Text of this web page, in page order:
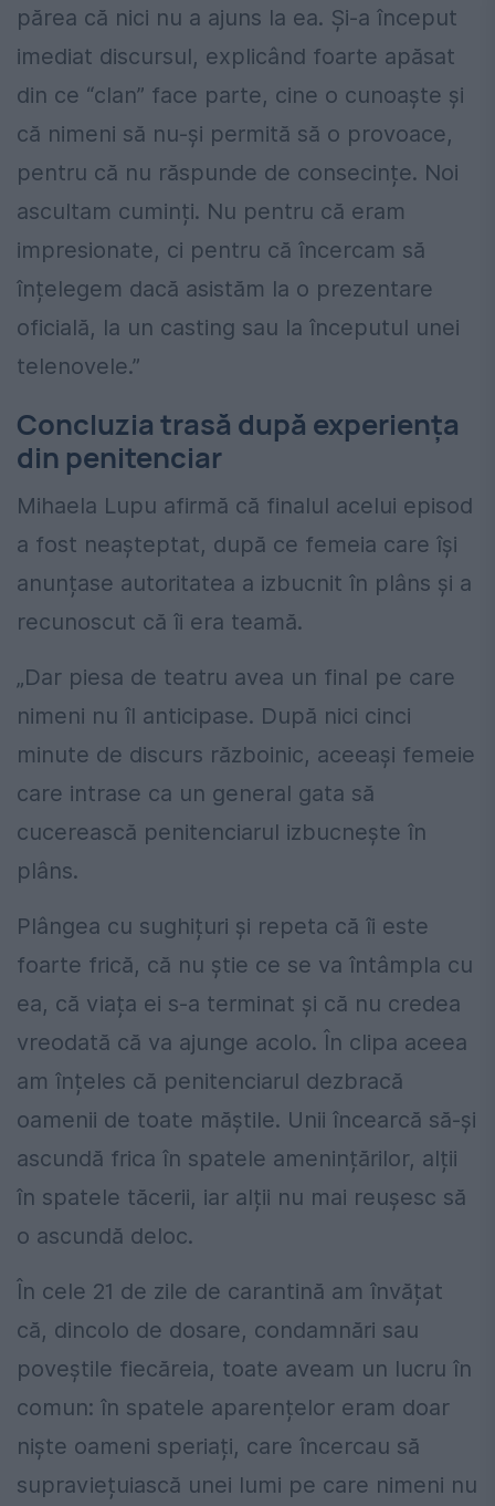
părea că nici nu a ajuns la ea. Și-a început
imediat discursul, explicând foarte apăsat
din ce “clan” face parte, cine o cunoaște și
că nimeni să nu-și permită să o provoace,
pentru că nu răspunde de consecințe. Noi
ascultam cuminți. Nu pentru că eram
impresionate, ci pentru că încercam să
înțelegem dacă asistăm la o prezentare
oficială, la un casting sau la începutul unei
telenovele.”
Concluzia trasă după experiența
din penitenciar
Mihaela Lupu afirmă că finalul acelui episod
a fost neașteptat, după ce femeia care își
anunțase autoritatea a izbucnit în plâns și a
recunoscut că îi era teamă.
„Dar piesa de teatru avea un final pe care
nimeni nu îl anticipase. După nici cinci
minute de discurs războinic, aceeași femeie
care intrase ca un general gata să
cucerească penitenciarul izbucnește în
plâns.
Plângea cu sughițuri și repeta că îi este
foarte frică, că nu știe ce se va întâmpla cu
ea, că viața ei s-a terminat și că nu credea
vreodată că va ajunge acolo. În clipa aceea
am înțeles că penitenciarul dezbracă
oamenii de toate măștile. Unii încearcă să-și
ascundă frica în spatele amenințărilor, alții
în spatele tăcerii, iar alții nu mai reușesc să
o ascundă deloc.
În cele 21 de zile de carantină am învățat
că, dincolo de dosare, condamnări sau
poveștile fiecăreia, toate aveam un lucru în
comun: în spatele aparențelor eram doar
niște oameni speriați, care încercau să
supraviețuiască unei lumi pe care nimeni nu